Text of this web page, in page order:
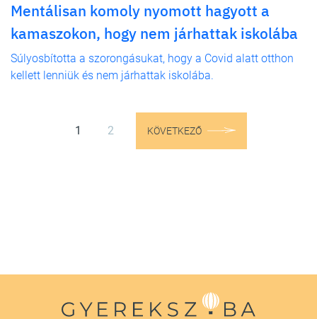
Mentálisan komoly nyomott hagyott a
kamaszokon, hogy nem járhattak iskolába
Súlyosbította a szorongásukat, hogy a Covid alatt otthon
kellett lenniük és nem járhattak iskolába.
1 2 KÖVETKEZŐ